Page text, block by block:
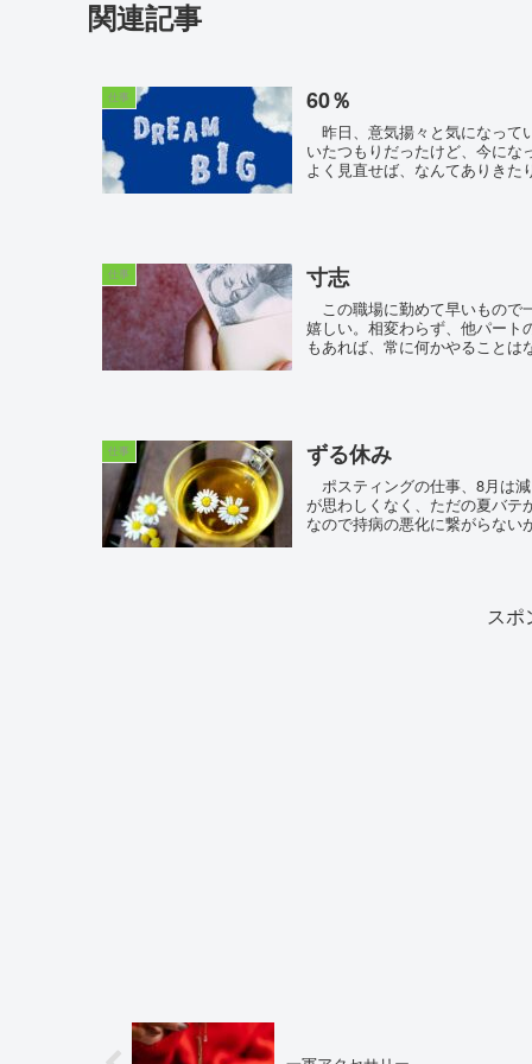
関連記事
仕事 60％
昨日、意気揚々と気になって
いたつもりだったけど、今にな
よく見直せば、なんてありき
仕事 寸志
この職場に勤めて早いもので
嬉しい。相変わらず、他パート
もあれば、常に何かやることは
仕事 ずる休み
ポスティングの仕事、8月は
が思わしくなく、ただの夏バテ
なので持病の悪化に繋がらない
スポ